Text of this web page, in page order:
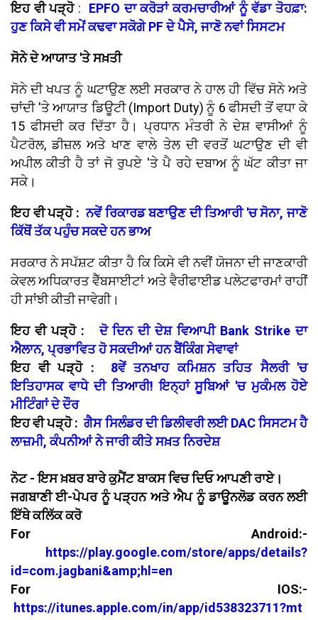
ਇਹ ਵੀ ਪੜ੍ਹੋ: EPFO ਦਾ ਕਰੋੜਾਂ ਕਰਮਚਾਰੀਆਂ ਨੂੰ ਵੱਡਾ ਤੋਹਫ਼ਾ:
ਹੁਣ ਕਿਸੇ ਵੀ ਸਮੇਂ ਕਢਵਾ ਸਕੋਗੇ PF ਦੇ ਪੈਸੇ, ਜਾਣੋ ਨਵਾਂ ਸਿਸਟਮ
ਸੋਨੇ ਦੇ ਆਯਾਤ 'ਤੇ ਸਖ਼ਤੀ
ਸੋਨੇ ਦੀ ਖਪਤ ਨੂੰ ਘਟਾਉਣ ਲਈ ਸਰਕਾਰ ਨੇ ਹਾਲ ਹੀ ਵਿੱਚ ਸੋਨੇ ਅਤੇ
ਚਾਂਦੀ 'ਤੇ ਆਯਾਤ ਡਿਊਟੀ (Import Duty) ਨੂੰ 6 ਫੀਸਦੀ ਤੋਂ ਵਧਾ ਕੇ
15 ਫੀਸਦੀ ਕਰ ਦਿੱਤਾ ਹੈ। ਪ੍ਰਧਾਨ ਮੰਤਰੀ ਨੇ ਦੇਸ਼ ਵਾਸੀਆਂ ਨੂੰ
ਪੈਟਰੋਲ, ਡੀਜ਼ਲ ਅਤੇ ਖਾਣ ਵਾਲੇ ਤੇਲ ਦੀ ਵਰਤੋਂ ਘਟਾਉਣ ਦੀ ਵੀ
ਅਪੀਲ ਕੀਤੀ ਹੈ ਤਾਂ ਜੋ ਰੁਪਏ 'ਤੇ ਪੈ ਰਹੇ ਦਬਾਅ ਨੂੰ ਘੱਟ ਕੀਤਾ ਜਾ
ਸਕੇ।
ਇਹ ਵੀ ਪੜ੍ਹੋ : ਨਵੇਂ ਰਿਕਾਰਡ ਬਣਾਉਣ ਦੀ ਤਿਆਰੀ 'ਚ ਸੋਨਾ, ਜਾਣੋ
ਕਿੱਥੋਂ ਤੱਕ ਪਹੁੰਚ ਸਕਦੇ ਹਨ ਭਾਅ
ਸਰਕਾਰ ਨੇ ਸਪੱਸ਼ਟ ਕੀਤਾ ਹੈ ਕਿ ਕਿਸੇ ਵੀ ਨਵੀਂ ਯੋਜਨਾ ਦੀ ਜਾਣਕਾਰੀ
ਕੇਵਲ ਅਧਿਕਾਰਤ ਵੈੱਬਸਾਈਟਾਂ ਅਤੇ ਵੈਰੀਫਾਈਡ ਪਲੇਟਫਾਰਮਾਂ ਰਾਹੀਂ
ਹੀ ਸਾਂਝੀ ਕੀਤੀ ਜਾਵੇਗੀ।
ਇਹ ਵੀ ਪੜ੍ਹੋ :
ਦੋ ਦਿਨ ਦੀ ਦੇਸ਼ ਵਿਆਪੀ Bank Strike ਦਾ
ਐਲਾਨ, ਪ੍ਰਭਾਵਿਤ ਹੋ ਸਕਦੀਆਂ ਹਨ ਬੈਂਕਿੰਗ ਸੇਵਾਵਾਂ
ਇਹ ਵੀ ਪੜ੍ਹੋ : 8ਵੇਂ ਤਨਖਾਹ ਕਮਿਸ਼ਨ ਤਹਿਤ ਸੈਲਰੀ 'ਚ
ਇਤਿਹਾਸਕ ਵਾਧੇ ਦੀ ਤਿਆਰੀ! ਇਨ੍ਹਾਂ ਸੂਬਿਆਂ 'ਚ ਮੁਕੰਮਲ ਹੋਏ
ਮੀਟਿੰਗਾਂ ਦੇ ਦੌਰ
ਇਹ ਵੀ ਪੜ੍ਹੋ :ਗੈਸ ਸਿਲੰਡਰ ਦੀ ਡਿਲੀਵਰੀ ਲਈ DAC ਸਿਸਟਮ ਹੈ
ਲਾਜ਼ਮੀ, ਕੰਪਨੀਆਂ ਨੇ ਜਾਰੀ ਕੀਤੇ ਸਖ਼ਤ ਨਿਰਦੇਸ਼
ਨੋਟ - ਇਸ ਖ਼ਬਰ ਬਾਰੇ ਕੁਮੈਂਟ ਬਾਕਸ ਵਿਚ ਦਿਓ ਆਪਣੀ ਰਾਏ।
ਜਗਬਾਣੀ ਈ-ਪੇਪਰ ਨੂੰ ਪੜ੍ਹਨ ਅਤੇ ਐਪ ਨੂੰ ਡਾਊਨਲੋਡ ਕਰਨ ਲਈ
ਇੱਥੇ ਕਲਿੱਕ ਕਰੋ
For Android:-
https://play.google.com/store/apps/details?
id=com.jagbani&amp;hl=en
For IOS:-
https://itunes.apple.com/in/app/id538323711?mt